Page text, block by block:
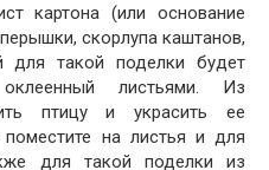
картона (или основание
скорлупа каштанов,
для такой поделки будет
листьями. Из
птицу и украсить ее
на листья и для
для такой поделки из